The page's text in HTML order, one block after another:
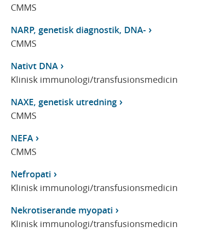
CMMS
NARP, genetisk diagnostik, DNA-
CMMS
Nativt DNA
Klinisk immunologi/transfusionsmedicin
NAXE, genetisk utredning
CMMS
NEFA
CMMS
Nefropati
Klinisk immunologi/transfusionsmedicin
Nekrotiserande myopati
Klinisk immunologi/transfusionsmedicin